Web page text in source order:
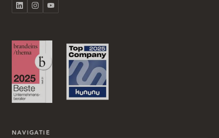
NAVIGATIE